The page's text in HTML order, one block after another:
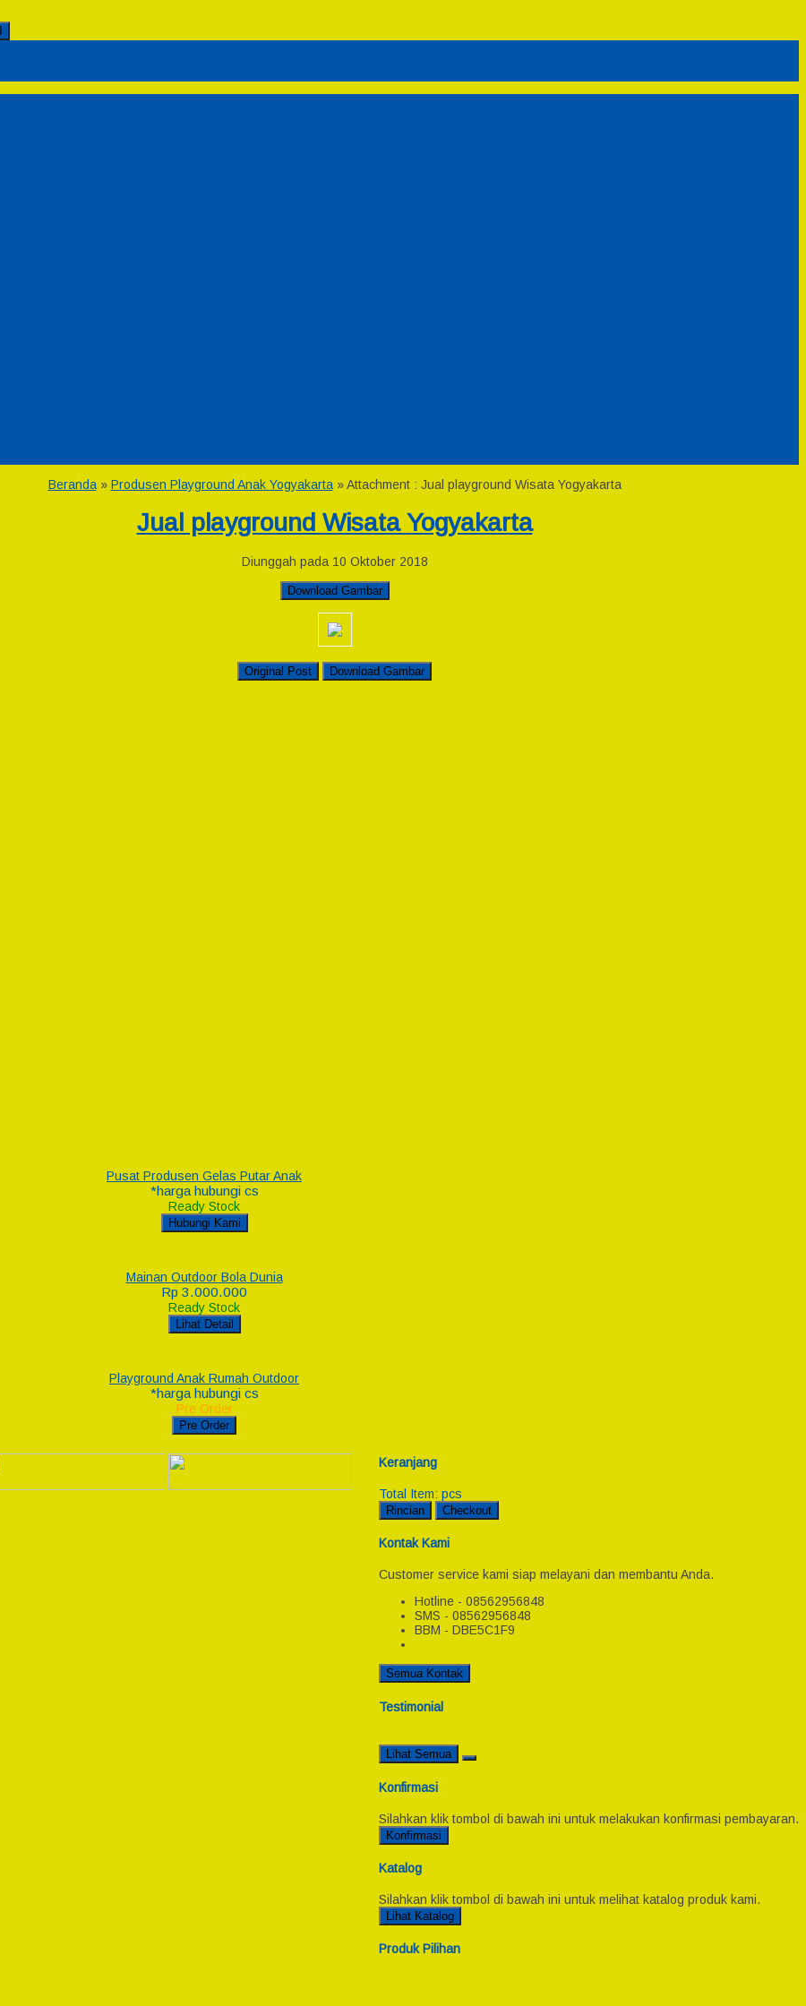
Beranda» Produsen Playground Anak Yogyakarta» Attachment : Jual playground Wisata Yogyakarta
Jual playground Wisata Yogyakarta
Diunggah pada 10 Oktober 2018
Download Gambar
Original Post Download Gambar
Pusat Produsen Gelas Putar Anak
*harga hubungi cs
Ready Stock
Hubungi Kami
Mainan Outdoor Bola Dunia
Rp 3.000.000
Ready Stock
Lihat Detail
Playground Anak Rumah Outdoor
*harga hubungi cs
Pre Order
Pre Order
Keranjang
Total Item: pcs
Rincian Checkout
Kontak Kami
Customer service kami siap melayani dan membantu Anda.
Hotline - 08562956848
SMS - 08562956848
BBM - DBE5C1F9
Semua Kontak
Testimonial
Lihat Semua
Konfirmasi
Silahkan klik tombol di bawah ini untuk melakukan konfirmasi pembayaran.
Konfirmasi
Katalog
Silahkan klik tombol di bawah ini untuk melihat katalog produk kami.
Lihat Katalog
Produk Pilihan